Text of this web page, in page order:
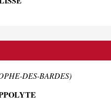
DES-BARDES)